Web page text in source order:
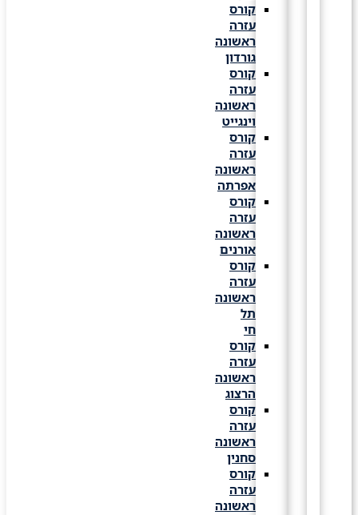
קורס
עזרה
ראשונה
גורדון
קורס
עזרה
ראשונה
וינגייט
קורס
עזרה
ראשונה
אפרתה
קורס
עזרה
ראשונה
אורנים
קורס
עזרה
ראשונה
קורס
עזרה
ראשונה
הרצוג
קורס
עזרה
ראשונה
סחנין
קורס
עזרה
ראשונה